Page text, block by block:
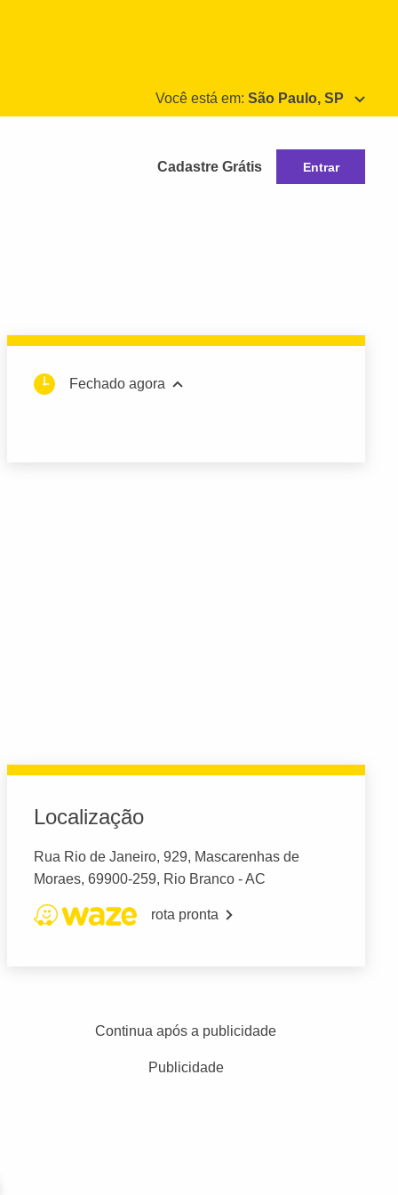
Você está em: São Paulo, SP
Cadastre Grátis Entrar
Fechado agora
Localização
Rua Rio de Janeiro, 929, Mascarenhas de
Moraes, 69900-259, Rio Branco - AC
rota pronta
Continua após a publicidade
Publicidade